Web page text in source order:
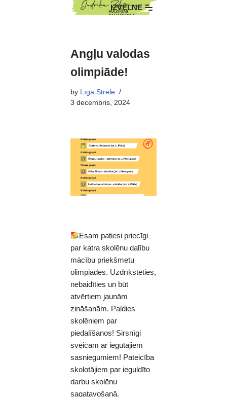
IZVĒLNE
Angļu valodas
olimpiāde!
by Līga Strēle
3 decembris, 2024
Esam patiesi priecīgi
par katra skolēnu dalību
mācību priekšmetu
olimpiādēs. Uzdrīkstēties,
nebaidīties un būt
atvērtiem jaunām
zināšanām. Paldies
skolēniem par
piedalīšanos! Sirsnīgi
sveicam ar iegūtajiem
sasniegumiem! Pateicība
skolotājiem par ieguldīto
darbu skolēnu
sagatavošanā.